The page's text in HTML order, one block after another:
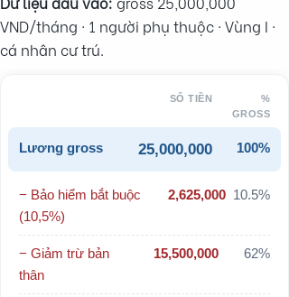
VND/tháng · 1 người phụ thuộc · Vùng I ·
cá nhân cư trú.
SỐ TIỀN
%
GROSS
Lương gross 25,000,000 100%
− Bảo hiểm bắt buộc
(10,5%)
2,625,000 10.5%
− Giảm trừ bản
thân
15,500,000 62%